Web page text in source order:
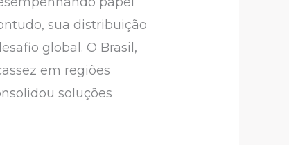
sua distribuição
global. O Brasil,
em regiões
soluções